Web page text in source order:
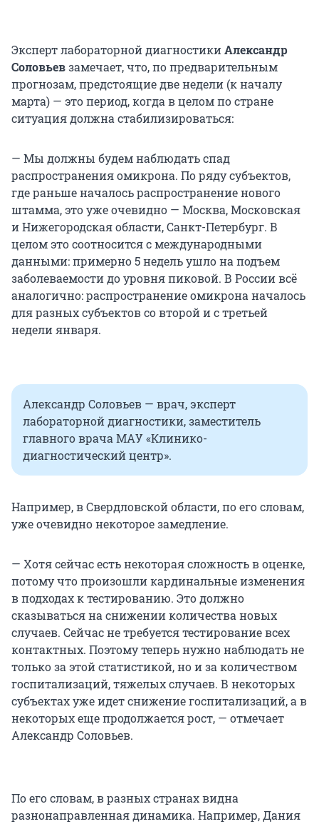
Эксперт лабораторной диагностикиАлександр
Соловьевзамечает, что, по предварительным
прогнозам, предстоящие две недели (к началу
марта) — это период, когда в целом по стране
ситуация должна стабилизироваться:
— Мы должны будем наблюдать спад
распространения омикрона. По ряду субъектов,
где раньше началось распространение нового
штамма, это уже очевидно — Москва, Московская
и Нижегородская области, Санкт-Петербург. В
целом это соотносится с международными
данными: примерно 5 недель ушло на подъем
заболеваемости до уровня пиковой. В России всё
аналогично: распространение омикрона началось
для разных субъектов со второй и с третьей
недели января.
Александр Соловьев — врач, эксперт
лабораторной диагностики, заместитель
главного врача МАУ «Клинико-
диагностический центр».
Например, в Свердловской области, по его словам,
уже очевидно некоторое замедление.
— Хотя сейчас есть некоторая сложность в оценке,
потому что произошли кардинальные изменения
в подходах к тестированию. Это должно
сказываться на снижении количества новых
случаев. Сейчас не требуется тестирование всех
контактных. Поэтому теперь нужно наблюдать не
только за этой статистикой, но и за количеством
госпитализаций, тяжелых случаев. В некоторых
субъектах уже идет снижение госпитализаций, а в
некоторых еще продолжается рост, — отмечает
Александр Соловьев.
По его словам, в разных странах видна
разнонаправленная динамика. Например, Дания